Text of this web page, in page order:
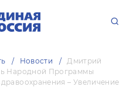
Новости
Дмитрий
Народной Программы
– Увеличение